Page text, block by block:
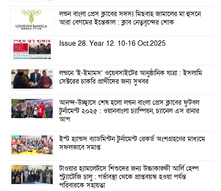
লন্ডন বাংলা প্রেস ক্লাবের সদস্য মিছবাহ জামালের মা হুসনে
আরা বেগমের ইন্তেকাল : ক্লাব নেতৃবৃন্দের শোক
Issue 28. Year 12. 10-16 Oct.2025
লন্ডনে ‘ই-ইমামস’ ওয়েবসাইটের আনুষ্ঠানিক যাত্রা : ইসলামি
সেক্টরের চাকরি প্রার্থীদের জন্য সুখবর
আনন্দ-উচ্ছ্বাসে শেষ হলো লন্ডন বাংলা প্রেস ক্লাবের ফুটবল
টুর্নামেন্ট ২০২৫ : ওয়ানবাংলা চ্যাম্পিয়ন, চ্যানেল এস রানার
আপ
ইস্ট হ্যান্ডস ব্যাডমিন্টন টুর্নামেন্ট রেকর্ড অংশগ্রহণের মাধ্যমে
সফলভাবে সমাপ্ত
টাওয়ার হ্যামলেটসে শিশুদের জন্য উচ্চাকাঙ্ক্ষী আর্লি হেল্প
স্ট্র্যাটেজি চালু : গর্ভাবস্থা থেকে প্রাপ্তবয়স্ক হওয়া পর্যন্ত
পরিবারকে সহায়তা